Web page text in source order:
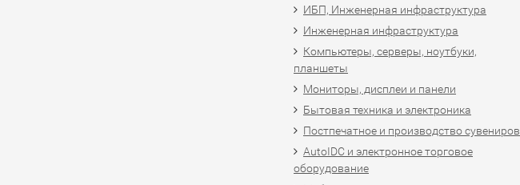
ИБП, Инженерная инфраструктура
Инженерная инфраструктура
Компьютеры, серверы, ноутбуки,
планшеты
Мониторы, дисплеи и панели
Бытовая техника и электроника
Постпечатное и производство сувениров
AutoIDC и электронное торговое
оборудование